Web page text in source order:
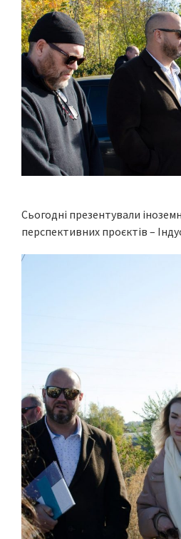
Сьогодні презентували
перспективних проєктів –